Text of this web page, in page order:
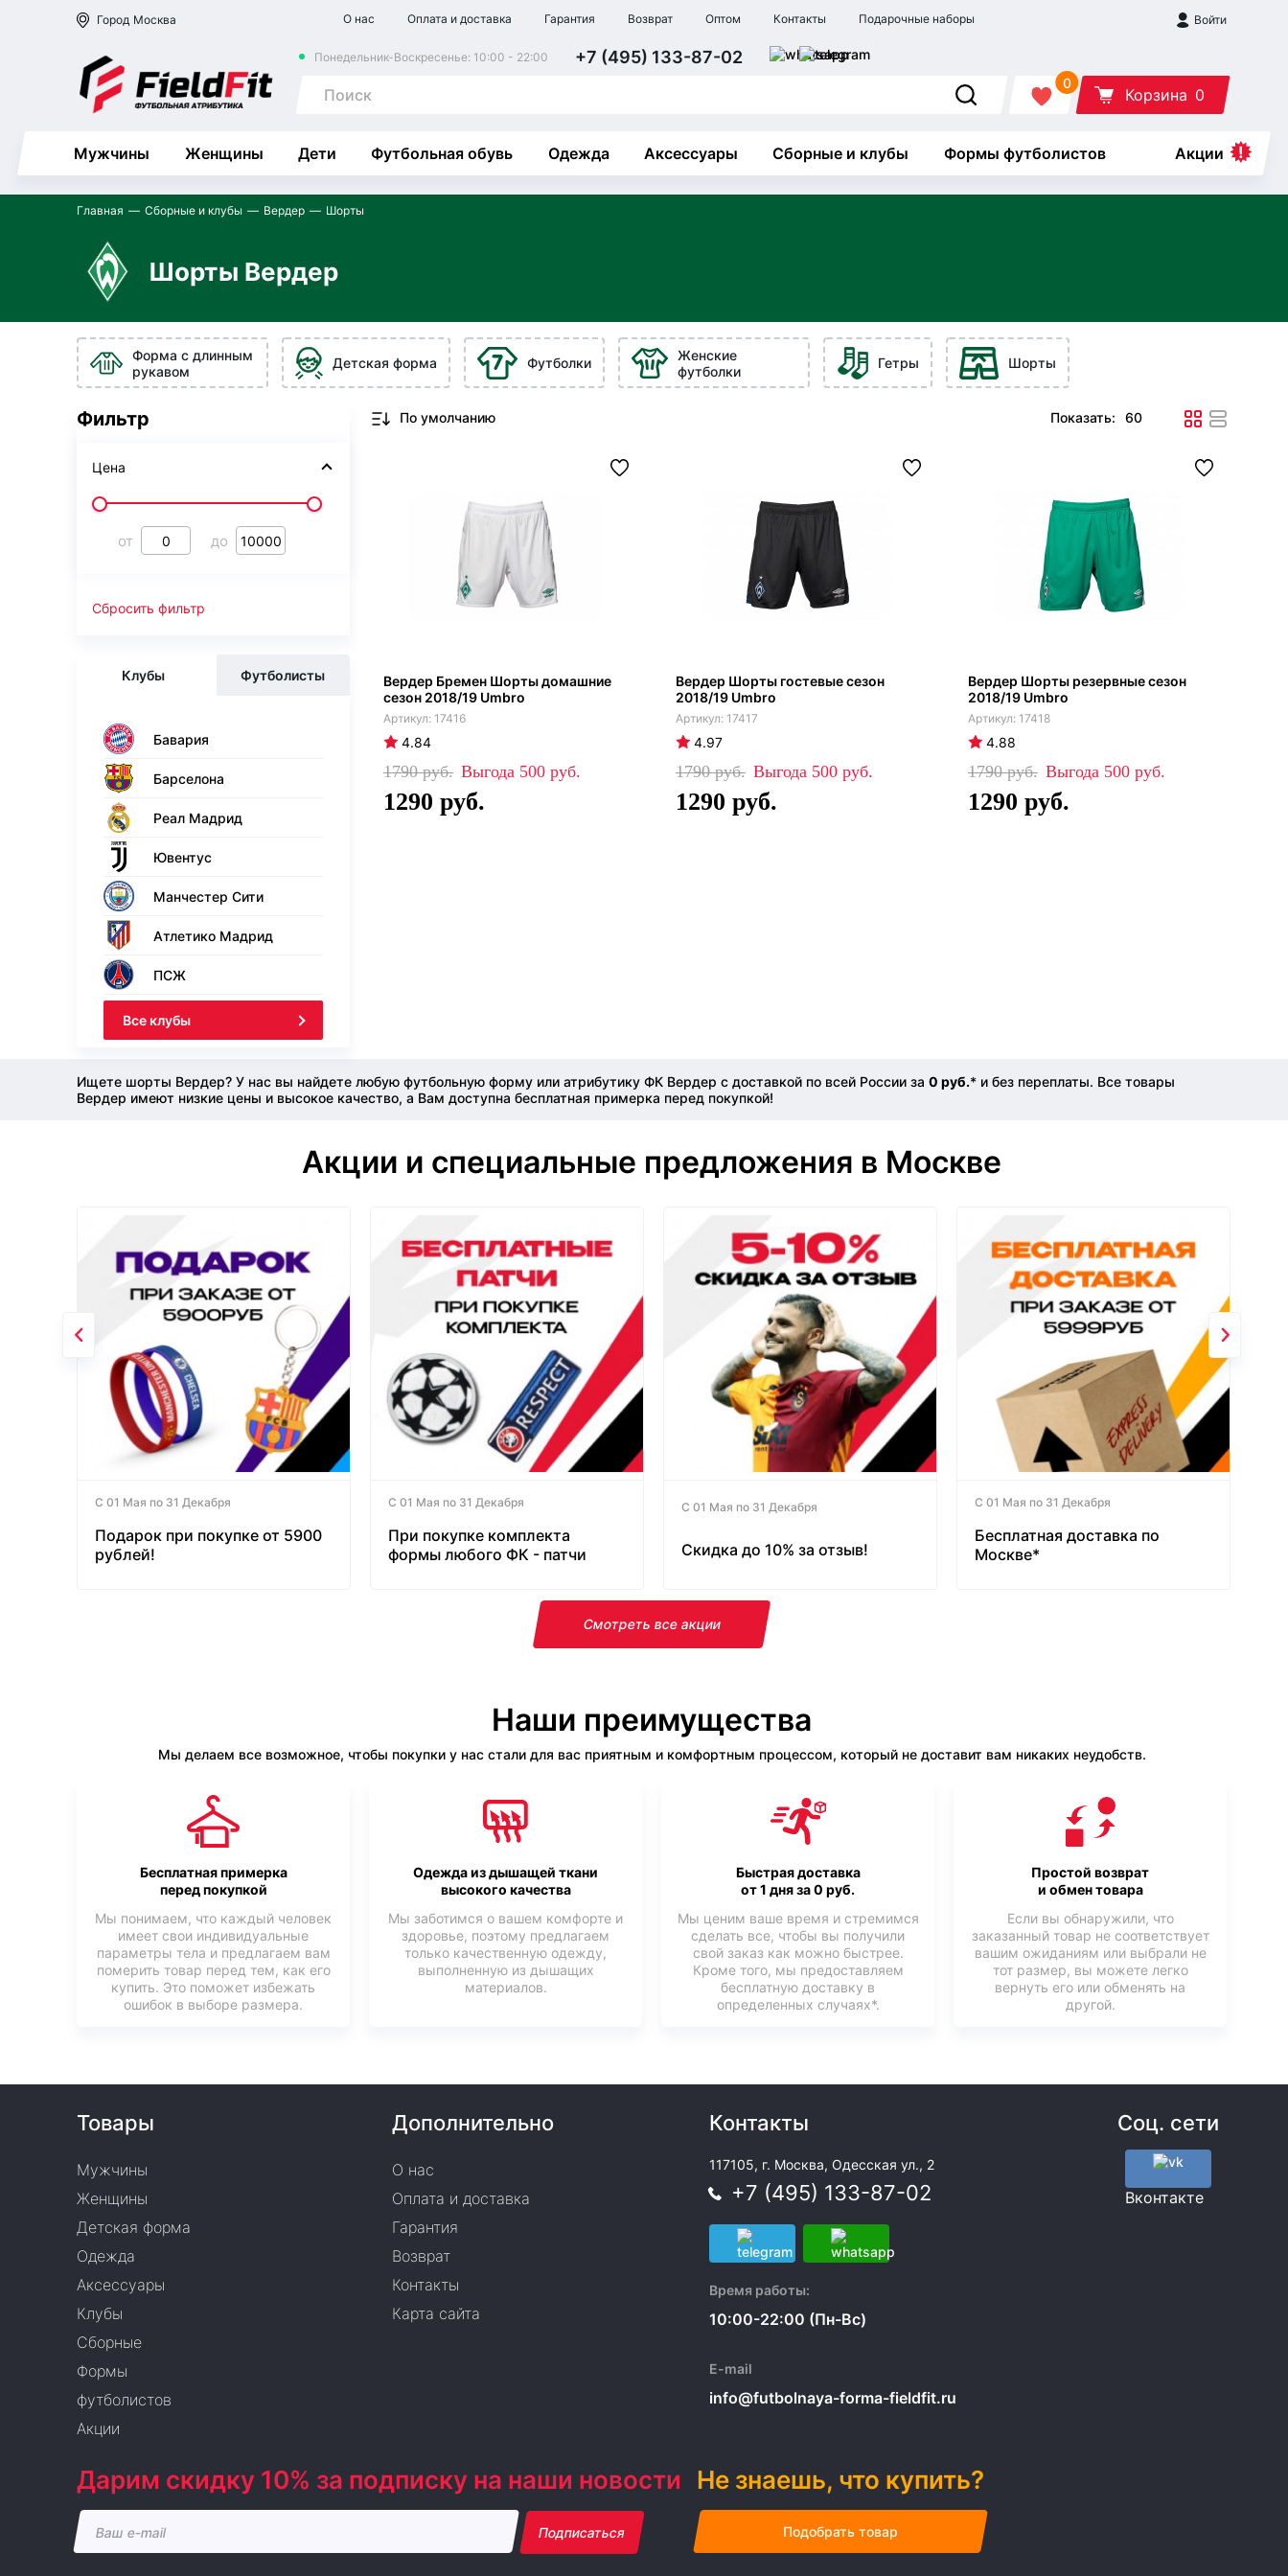
Город Москва О нас Оплата и доставка Гарантия Возврат Оптом Контакты Подарочные наборы Войти
Понедельник-Воскресенье: 10:00 - 22:00 +7 (495) 133-87-02
0
Корзина 0
Мужчины Женщины Дети Футбольная обувь Одежда Аксессуары Сборные и клубы Формы футболистов Акции
Главная Сборные и клубы Вердер Шорты
Шорты Вердер
Форма с длинным
рукавом
Детская форма Футболки
Женские
футболки
Гетры Шорты
Фильтр
Цена
от до
Сбросить фильтр
Клубы Футболисты
Бавария
Барселона
Реал Мадрид
Ювентус
Манчестер Сити
Атлетико Мадрид
ПСЖ
Все клубы
Показать:
Вердер Бремен Шорты домашние
сезон 2018/19 Umbro
17416
4.84
1790 500
1290
Вердер Шорты гостевые сезон
2018/19 Umbro
17417
4.97
1790 500
1290
Вердер Шорты резервные сезон
2018/19 Umbro
17418
4.88
1790 500
1290
Ищете шорты Вердер? У нас вы найдете любую футбольную форму или атрибутику ФК Вердер с доставкой по всей России за 0 руб.* и без переплаты. Все товары
Вердер имеют низкие цены и высокое качество, а Вам доступна бесплатная примерка перед покупкой!
Акции и специальные предложения в Москве
С 01 Мая по 31 Декабря
Подарок при покупке от 5900
рублей!
С 01 Мая по 31 Декабря
При покупке комплекта
формы любого ФК - патчи
С 01 Мая по 31 Декабря
Скидка до 10% за отзыв!
С 01 Мая по 31 Декабря
Бесплатная доставка по
Москве*
Смотреть все акции
Наши преимущества
Мы делаем все возможное, чтобы покупки у нас стали для вас приятным и комфортным процессом, который не доставит вам никаких неудобств.
Бесплатная примерка
перед покупкой
Мы понимаем, что каждый человек
имеет свои индивидуальные
параметры тела и предлагаем вам
померить товар перед тем, как его
купить. Это поможет избежать
ошибок в выборе размера.
Одежда из дышащей ткани
высокого качества
Мы заботимся о вашем комфорте и
здоровье, поэтому предлагаем
только качественную одежду,
выполненную из дышащих
материалов.
Быстрая доставка
от 1 дня за 0 руб.
Мы ценим ваше время и стремимся
сделать все, чтобы вы получили
свой заказ как можно быстрее.
Кроме того, мы предоставляем
бесплатную доставку в
определенных случаях*.
Простой возврат
и обмен товара
Если вы обнаружили, что
заказанный товар не соответствует
вашим ожиданиям или выбрали не
тот размер, вы можете легко
вернуть его или обменять на
другой.
Товары
Мужчины
Женщины
Детская форма
Одежда
Аксессуары
Клубы
Сборные
Формы
футболистов
Акции
Дополнительно
О нас
Оплата и доставка
Гарантия
Возврат
Контакты
Карта сайта
Контакты
117105, г. Москва, Одесская ул., 2
+7 (495) 133-87-02
Время работы:
10:00-22:00 (Пн-Вс)
E-mail
info@futbolnaya-forma-fieldfit.ru
Соц. сети
Вконтакте
Дарим скидку 10% за подписку на наши новости
Подписаться
Не знаешь, что купить?
Подобрать товар